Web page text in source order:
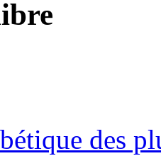
des